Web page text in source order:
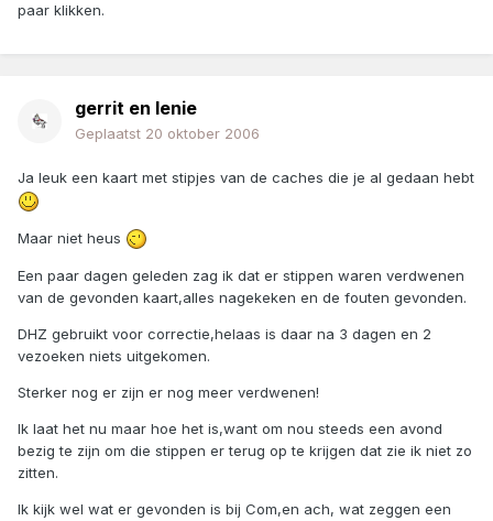
paar klikken.
gerrit en lenie
Geplaatst 20 oktober 2006
Ja leuk een kaart met stipjes van de caches die je al gedaan hebt
Maar niet heus
Een paar dagen geleden zag ik dat er stippen waren verdwenen
van de gevonden kaart,alles nagekeken en de fouten gevonden.
DHZ gebruikt voor correctie,helaas is daar na 3 dagen en 2
vezoeken niets uitgekomen.
Sterker nog er zijn er nog meer verdwenen!
Ik laat het nu maar hoe het is,want om nou steeds een avond
bezig te zijn om die stippen er terug op te krijgen dat zie ik niet zo
zitten.
Ik kijk wel wat er gevonden is bij Com,en ach, wat zeggen een